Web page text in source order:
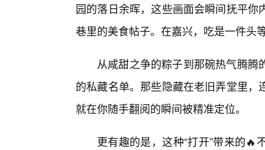
园的落日余晖，这些画面会瞬间抚平
巷里的美食帖子。在嘉兴，吃是一件头
从咸甜之争的粽子到那碗热气腾
的私藏名单。那些隐藏在老旧弄堂里
就在你随手翻阅的瞬间被精准定位。
更有趣的是，这种“打开”带来的